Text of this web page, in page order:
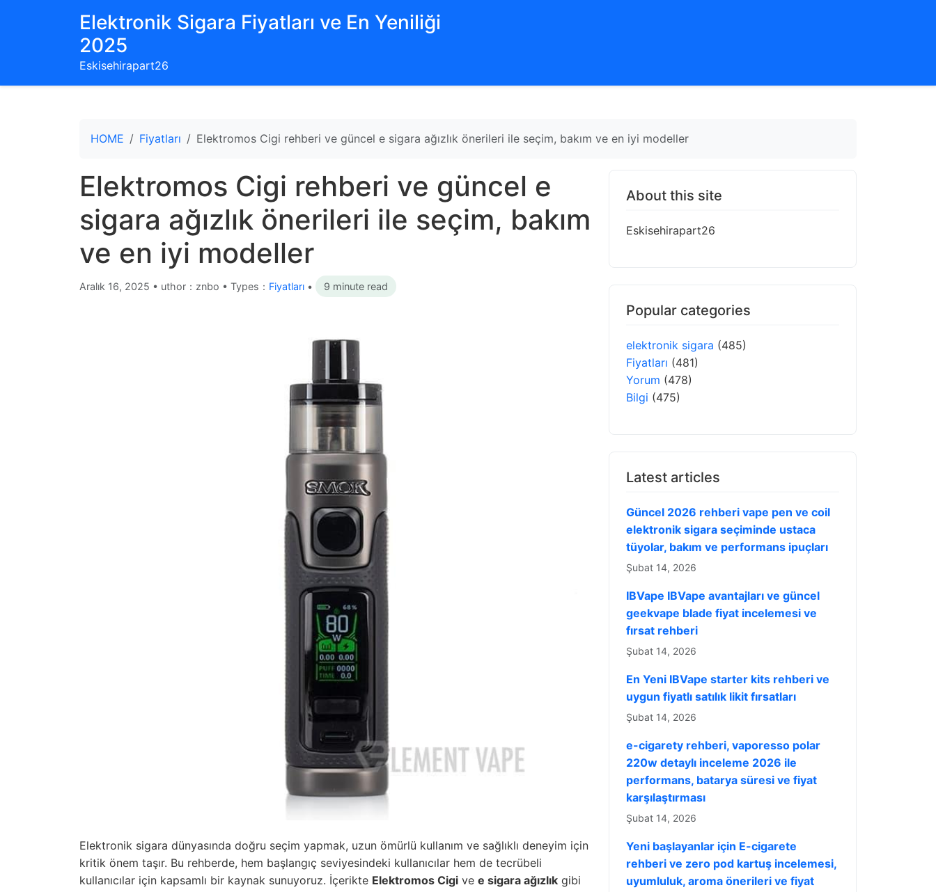
Elektronik Sigara Fiyatları ve En Yeniliği
2025
Eskisehirapart26
HOME Fiyatları Elektromos Cigi rehberi ve güncel e sigara ağızlık önerileri ile seçim, bakım ve en iyi modeller
Elektromos Cigi rehberi ve güncel e
sigara ağızlık önerileri ile seçim, bakım
ve en iyi modeller
Aralık 16, 2025 • uthor：znbo • Types： Fiyatları • 9 minute read
Elektronik sigara dünyasında doğru seçim yapmak, uzun ömürlü kullanım ve sağlıklı deneyim için
kritik önem taşır. Bu rehberde, hem başlangıç seviyesindeki kullanıcılar hem de tecrübeli
kullanıcılar için kapsamlı bir kaynak sunuyoruz. İçerikte Elektromos Cigi ve e sigara ağızlık gibi
About this site
Eskisehirapart26
Popular categories
elektronik sigara (485)
Fiyatları (481)
Yorum (478)
Bilgi (475)
Latest articles
Güncel 2026 rehberi vape pen ve coil
elektronik sigara seçiminde ustaca
tüyolar, bakım ve performans ipuçları
Şubat 14, 2026
IBVape IBVape avantajları ve güncel
geekvape blade fiyat incelemesi ve
fırsat rehberi
Şubat 14, 2026
En Yeni IBVape starter kits rehberi ve
uygun fiyatlı satılık likit fırsatları
Şubat 14, 2026
e-cigarety rehberi, vaporesso polar
220w detaylı inceleme 2026 ile
performans, batarya süresi ve fiyat
karşılaştırması
Şubat 14, 2026
Yeni başlayanlar için E-cigarete
rehberi ve zero pod kartuş incelemesi,
uyumluluk, aroma önerileri ve fiyat